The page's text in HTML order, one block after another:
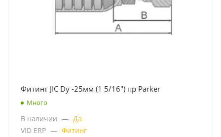
Фитинг JIC Dy -25мм (1 5/16") пр Parker
Много
В наличии — Да
VID ERP — Фитинг